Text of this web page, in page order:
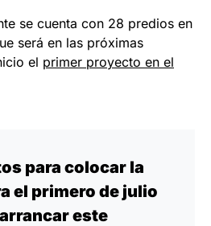
se cuenta con 28 predios en
será en las próximas
el primer proyecto en el
para colocar la
el primero de julio
este